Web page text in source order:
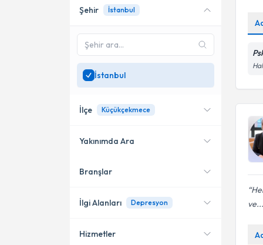
ve...
Online danışmanlık sunan
Sadeceİstanbul
uzman ara
Şehir İstanbul
İstanbul
İlçe Küçükçekmece
Kadıköy
Bakırköy
Yakınımda Ara
Konumuma yakın uzmanları
Branşlar
Psikoloji
İlgi Alanları Depresyon
Hizmetler